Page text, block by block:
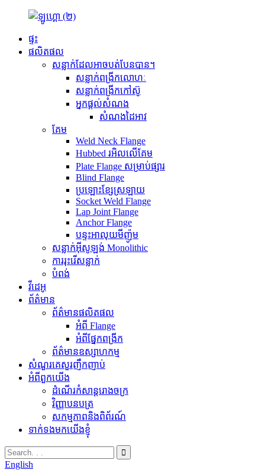
ផ្ទះ
ផលិតផល
សន្លាក់ដែលអាចបត់បែនបាន។
សន្លាក់ពង្រីកលោហៈ
សន្លាក់ពង្រីកកៅស៊ូ
អ្នកផ្តល់សំណង
សំណងដៃអាវ
គែម
Weld Neck Flange
Hubbed រអិលលើគែម
Plate Flange សម្រាប់ផ្សារ
Blind Flange
ប្រឡោះខ្សែស្រឡាយ
Socket Weld Flange
Lap Joint Flange
Anchor Flange
បន្ទះអាលុយមីញ៉ូម
សន្លាក់អ៊ីសូឡង់ Monolithic
ការរុះរើសន្លាក់
បំពង់
វីដេអូ
ព័ត៌មាន
ព័ត៌មានផលិតផល
អំពី Flange
អំពីផ្នែកពង្រីក
ព័ត៌មានឧស្សាហកម្ម
សំណួរគេសួរញឹកញាប់
អំពីពួកយើង
ដំណើរកំសាន្តរោងចក្រ
វិញ្ញាបនបត្រ
សកម្មភាពនិងពិព័រណ៍
ទាក់ទងមកយើងខ្ញុំ
English